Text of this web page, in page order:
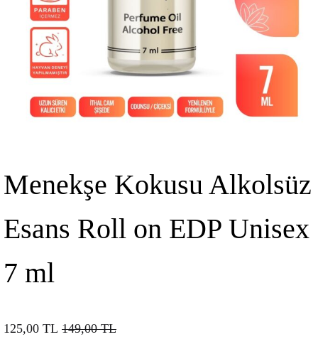
Menekşe Kokusu Alkolsüz
Esans Roll on EDP Unisex
7 ml
125,00 TL 149,00TL